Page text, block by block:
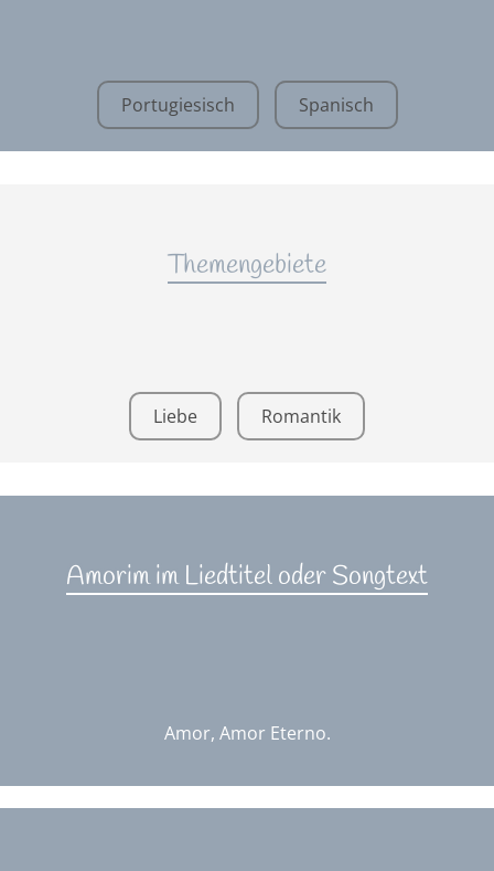
Portugiesisch Spanisch
Themengebiete
Liebe Romantik
Amorim im Liedtitel oder Songtext
Amor, Amor Eterno.